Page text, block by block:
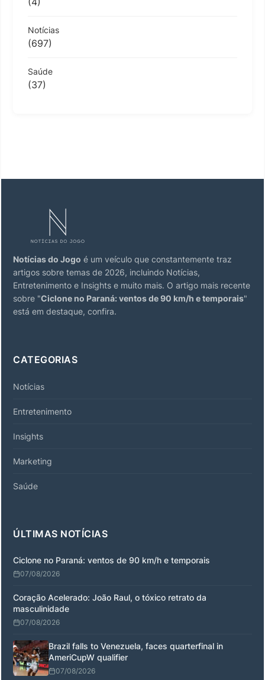
Notícias
(697)
Saúde
(37)
Notícias do Jogo é um veículo que constantemente traz
artigos sobre temas de 2026, incluindo Notícias,
Entretenimento e Insights e muito mais. O artigo mais recente
sobre "Ciclone no Paraná: ventos de 90 km/h e temporais"
está em destaque, confira.
CATEGORIAS
Notícias
Entretenimento
Insights
Marketing
Saúde
ÚLTIMAS NOTÍCIAS
Ciclone no Paraná: ventos de 90 km/h e temporais
07/08/2026
Coração Acelerado: João Raul, o tóxico retrato da
masculinidade
07/08/2026
Brazil falls to Venezuela, faces quarterfinal in
AmeriCupW qualifier
07/08/2026